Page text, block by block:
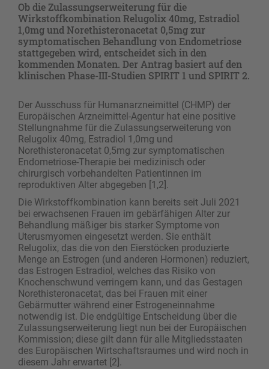
Ob die Zulassungserweiterung für die
Wirkstoffkombination Relugolix 40mg, Estradiol
1,0mg und Norethisteronacetat 0,5mg zur
symptomatischen Behandlung von Endometriose
stattgegeben wird, entscheidet sich in den
kommenden Monaten. Der Antrag basiert auf den
klinischen Phase-III-Studien SPIRIT 1 und SPIRIT 2.
Der Ausschuss für Humanarzneimittel (CHMP) der
Europäischen Arzneimittel-Agentur hat eine positive
Stellungnahme für die Zulassungserweiterung von
Relugolix 40mg, Estradiol 1,0mg und
Norethisteronacetat 0,5mg zur symptomatischen
Endometriose-Therapie bei medizinisch oder
chirurgisch vorbehandelten Patientinnen im
reproduktiven Alter abgegeben [1,2].
Die Wirkstoffkombination kann bereits seit Juli 2021
bei erwachsenen Frauen im gebärfähigen Alter zur
Behandlung mäßiger bis starker Symptome von
Uterusmyomen eingesetzt werden. Sie enthält
Relugolix, das die von den Eierstöcken produzierte
Menge an Estrogen (und anderen Hormonen) reduziert,
das Estrogen Estradiol, welches das Risiko von
Knochenschwund verringern kann, und das Gestagen
Norethisteronacetat, das bei Frauen mit einer
Gebärmutter während einer Estrogeneinnahme
notwendig ist. Die endgültige Entscheidung über die
Zulassungserweiterung liegt nun bei der Europäischen
Kommission; diese gilt dann für alle Mitgliedsstaaten
des Europäischen Wirtschaftsraumes und wird noch in
diesem Jahr erwartet [2].